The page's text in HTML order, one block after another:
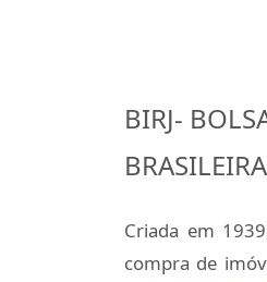
BIRJ-
Criada em
compra de